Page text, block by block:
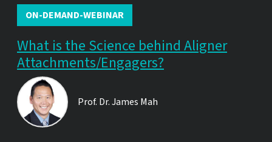
ON-DEMAND-WEBINAR
What is the Science behind Aligner
Attachments/Engagers?
Prof. Dr.James Mah